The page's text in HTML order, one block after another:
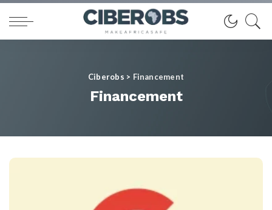
Ciberobs > Financement
Financement